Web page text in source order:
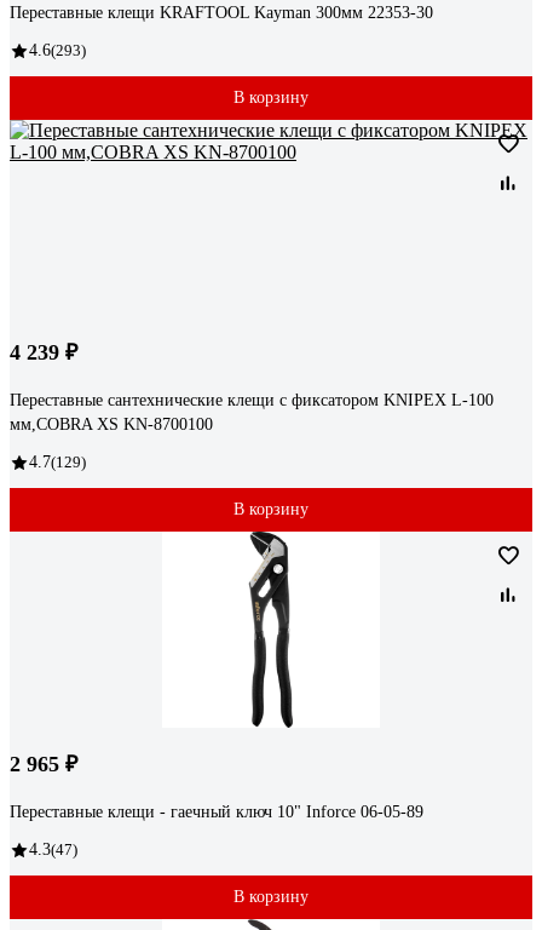
Переставные клещи KRAFTOOL Kayman 300мм 22353-30
4.6(293)
В корзину
4 239 ₽
Переставные сантехнические клещи с фиксатором KNIPEX L-100
мм,COBRA XS KN-8700100
4.7(129)
В корзину
2 965 ₽
Переставные клещи - гаечный ключ 10" Inforce 06-05-89
4.3(47)
В корзину